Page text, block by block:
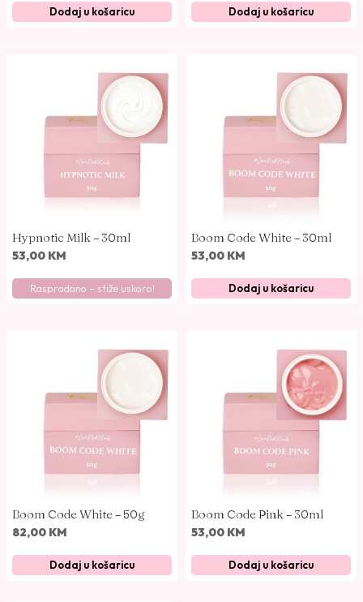
Dodaj u košaricu Dodaj u košaricu
Hypnotic Milk – 30ml
53,00 KM
Rasprodano – stiže uskoro!
Boom Code White – 30ml
53,00 KM
Dodaj u košaricu
Boom Code White – 50g
82,00 KM
Dodaj u košaricu
Boom Code Pink – 30ml
53,00 KM
Dodaj u košaricu